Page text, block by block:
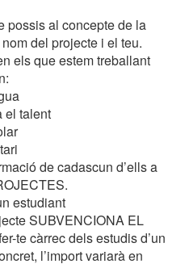
possis al concepte de la
del projecte i el teu.
els que estem treballant
el talent
de cadascun d’ells a
estudiant
SUBVENCIONA EL
te càrrec dels estudis d’un
l’import variarà en